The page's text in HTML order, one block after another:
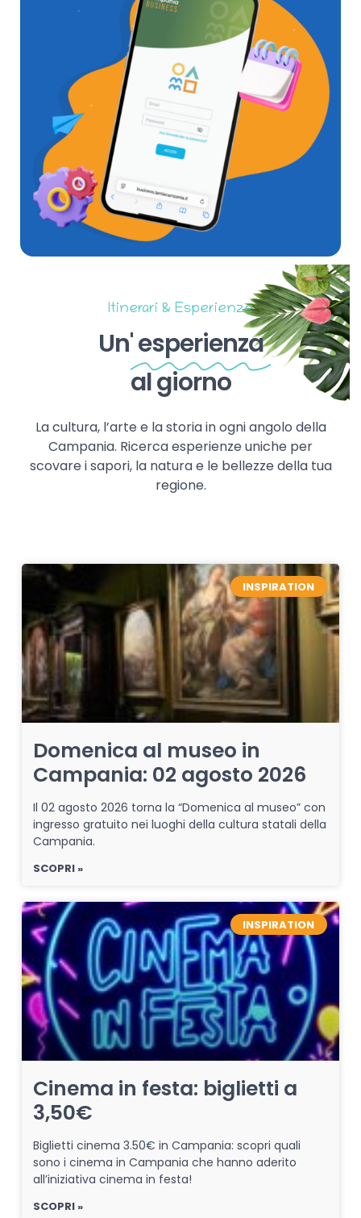
Itinerari & Esperienze
Un'esperienza
al giorno
La cultura, l’arte e la storia in ogni angolo della
Campania. Ricerca esperienze uniche per
scovare i sapori, la natura e le bellezze della tua
regione.
INSPIRATION
Domenica al museo in
Campania: 02 agosto 2026
Il 02 agosto 2026 torna la “Domenica al museo” con
ingresso gratuito nei luoghi della cultura statali della
Campania.
SCOPRI »
INSPIRATION
Cinema in festa: biglietti a
3,50€
Biglietti cinema 3.50€ in Campania: scopri quali
sono i cinema in Campania che hanno aderito
all’iniziativa cinema in festa!
SCOPRI »